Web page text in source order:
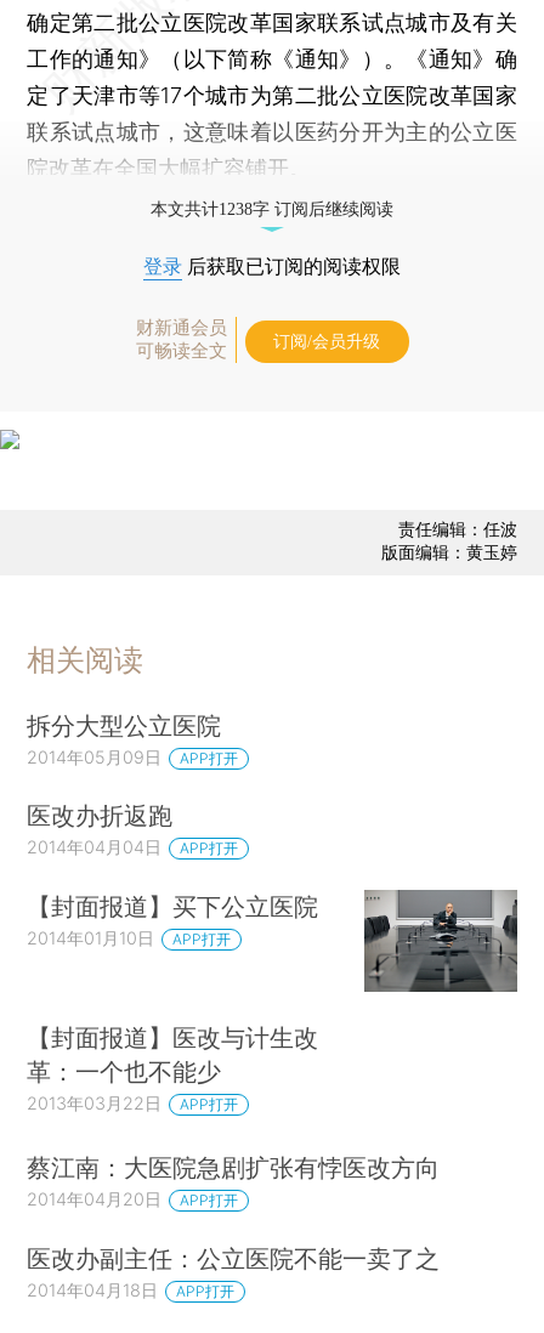
确定第二批公立医院改革国家联系试点城市及有关
工作的通知》（以下简称《通知》）。《通知》确
定了天津市等17个城市为第二批公立医院改革国家
联系试点城市，这意味着以医药分开为主的公立医
院改革在全国大幅扩容铺开。
本文共计1238字 订阅后继续阅读
登录 后获取已订阅的阅读权限
财新通会员
可畅读全文
订阅/会员升级
责任编辑：任波
版面编辑：黄玉婷
相关阅读
拆分大型公立医院
2014年05月09日 APP打开
医改办折返跑
2014年04月04日 APP打开
【封面报道】买下公立医院
2014年01月10日 APP打开
【封面报道】医改与计生改
革：一个也不能少
2013年03月22日 APP打开
蔡江南：大医院急剧扩张有悖医改方向
2014年04月20日 APP打开
医改办副主任：公立医院不能一卖了之
2014年04月18日 APP打开